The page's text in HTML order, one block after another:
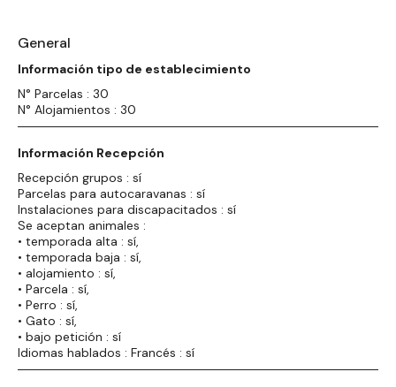
General
Información tipo de establecimiento
N° Parcelas : 30
N° Alojamientos : 30
Información Recepción
Recepción grupos : sí
Parcelas para autocaravanas : sí
Instalaciones para discapacitados : sí
Se aceptan animales :
• temporada alta : sí,
• temporada baja : sí,
• alojamiento : sí,
• Parcela : sí,
• Perro : sí,
• Gato : sí,
• bajo petición : sí
Idiomas hablados : Francés : sí